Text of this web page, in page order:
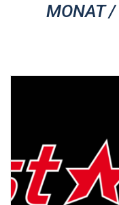
MONAT /